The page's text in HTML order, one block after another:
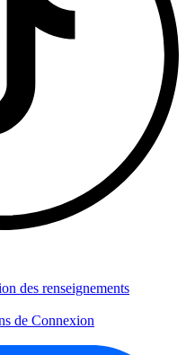
des renseignements
de Connexion